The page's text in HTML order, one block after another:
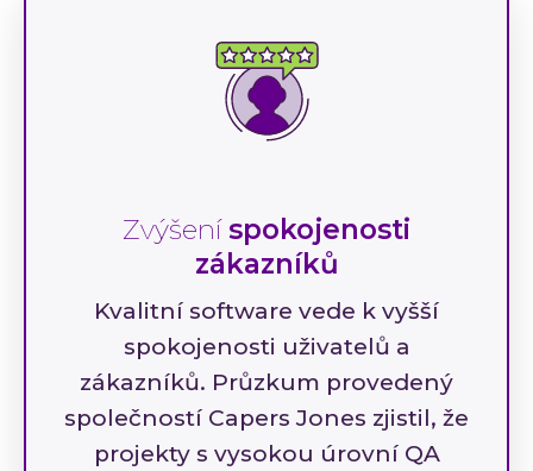
Zvýšeníspokojenosti
zákazníků
Kvalitní software vede k vyšší
spokojenosti uživatelů a
zákazníků. Průzkum provedený
společností Capers Jones zjistil, že
projekty s vysokou úrovní QA